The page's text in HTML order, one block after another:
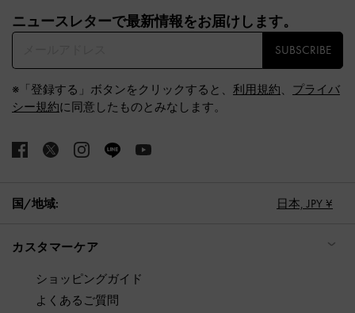
ニュースレターで最新情報をお届けします。​
SUBSCRIBE
※「登録する」ボタンをクリックすると、 利用規約、 プライバ
シー規約に同意したものとみなします。
国/地域: 日本, JPY ¥
カスタマーケア
ショッピングガイド
よくあるご質問